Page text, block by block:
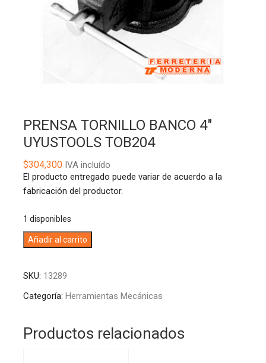
PRENSA TORNILLO BANCO 4″
UYUSTOOLS TOB204
$304,300IVA incluído
El producto entregado puede variar de acuerdo a la
fabricación del productor.
1 disponibles
PRENSA
4"
UYUSTOOLS
Añadir al carrito
r
t
SKU: 13289
Categoría: Herramientas Mecánicas
Productos relacionados